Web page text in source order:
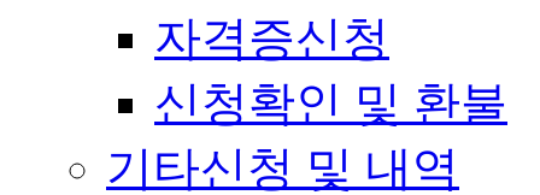
자격증신청
신청확인 및 환불
기타신청 및 내역